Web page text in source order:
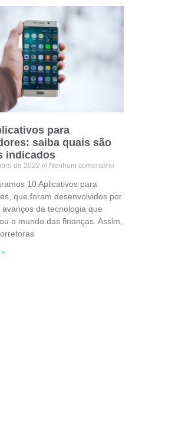
para
saiba quais são
indicados
de 2022 Nenhum comentário
10 Aplicativos para
que foram desenvolvidos por
da tecnologia que
o mundo das finanças. Assim,